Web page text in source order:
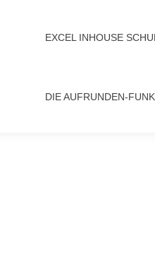
EXCEL INHOUSE
DIE AUFRUNDEN-